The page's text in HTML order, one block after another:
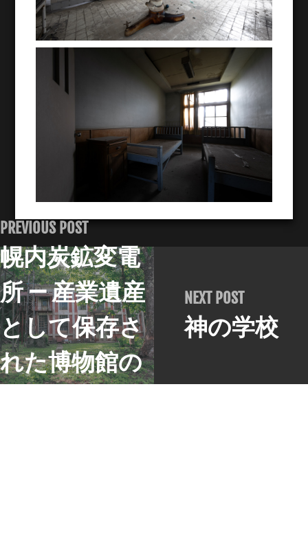
PREVIOUS POST
幌内炭鉱変電
所 — 産業遺産
として保存さ
れた博物館の
NEXT POST
神の学校